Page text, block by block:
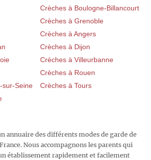
Crèches à Boulogne-Billancourt
Crèches à Grenoble
Crèches à Angers
Crèches à Dijon
Crèches à Villeurbanne
Crèches à Rouen
sur-Seine
Crèches à Tours
annuaire des différents modes de garde de
Nous accompagnons les parents qui
établissement rapidement et facilement